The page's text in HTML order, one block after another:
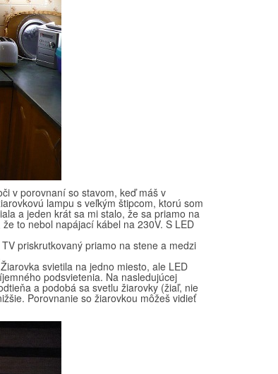
v porovnaní so stavom, keď máš v
lampu s veľkým štipcom, ktorú som
a jeden krát sa mi stalo, že sa priamo na
to nebol napájací kábel na 230V. S LED
priskrutkovaný priamo na stene a medzi
svietila na jedno miesto, ale LED
podsvietenia. Na nasledujúcej
a podobá sa svetlu žiarovky (žiaľ, nie
Porovnanie so žiarovkou môžeš vidieť